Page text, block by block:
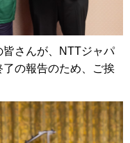
さんが、NTTジャパ
の報告のため、ご挨